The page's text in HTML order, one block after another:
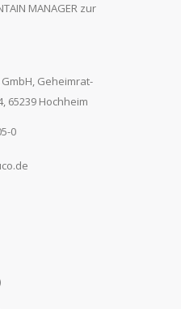
MANAGER zur
Geheimrat-
65239 Hochheim
0